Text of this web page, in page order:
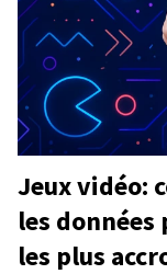
Jeux vidéo:
les données
les plus